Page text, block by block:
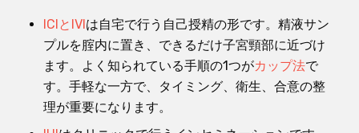
ICIとIVIは自宅で行う自己授精の形です。精液サン
プルを腟内に置き、できるだけ子宮頸部に近づけ
ます。よく知られている手順の1つがカップ法で
す。手軽な一方で、タイミング、衛生、合意の整
理が重要になります。